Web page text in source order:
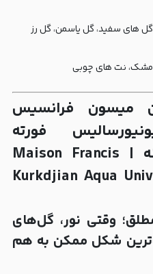
گل های سفید، گل یاسمن، گل رز
مشک، نت های چوبی
میسون فرانسیس
فورته
ادوپرفیوم مردانه-زنانه | Maison Francis
Kurkdjian Aqua
وقتی نور، گل‌های
شکل ممکن به هم